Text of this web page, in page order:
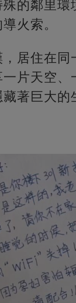
的鄰里環
火索。
居住在同
片天空、
著巨大的